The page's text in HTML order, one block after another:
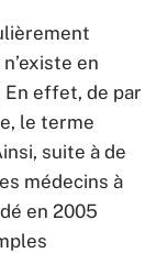
en
En effet, de par
le terme
suite à de
médecins à
en 2005